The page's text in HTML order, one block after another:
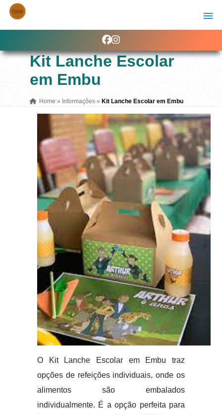
Kit Lanche Escolar
em Embu
Home » Informações » Kit Lanche Escolar em Embu
O Kit Lanche Escolar em Embu traz
opções de refeições individuais, onde os
alimentos são embalados
individualmente. É a opção perfeita para